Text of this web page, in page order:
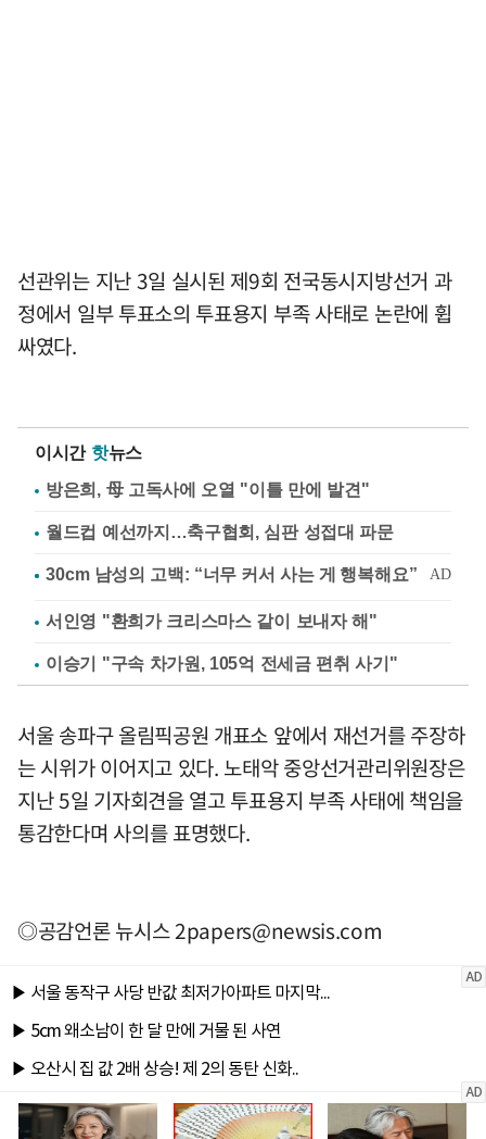
선관위는 지난 3일 실시된 제9회 전국동시지방선거 과
정에서 일부 투표소의 투표용지 부족 사태로 논란에 휩
싸였다.
이시간 핫뉴스
방은희, 母 고독사에 오열 "이틀 만에 발견"
월드컵 예선까지…축구협회, 심판 성접대 파문
서인영 "환희가 크리스마스 같이 보내자 해"
이승기 "구속 차가원, 105억 전세금 편취 사기"
서울 송파구 올림픽공원 개표소 앞에서 재선거를 주장하
는 시위가 이어지고 있다. 노태악 중앙선거관리위원장은
지난 5일 기자회견을 열고 투표용지 부족 사태에 책임을
통감한다며 사의를 표명했다.
◎공감언론 뉴시스2papers@newsis.com